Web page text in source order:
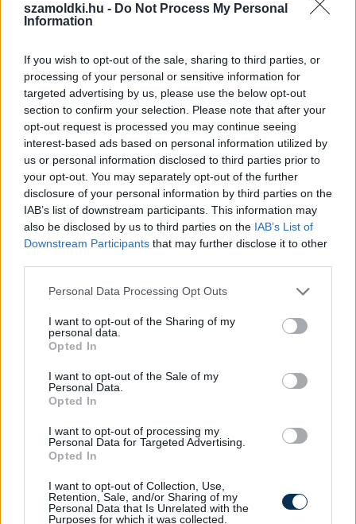
szamoldki.hu - Do Not Process My Personal
Information
If you wish to opt-out of the sale, sharing to third parties, or
processing of your personal or sensitive information for
targeted advertising by us, please use the below opt-out
section to confirm your selection. Please note that after your
opt-out request is processed you may continue seeing
interest-based ads based on personal information utilized by
us or personal information disclosed to third parties prior to
your opt-out. You may separately opt-out of the further
disclosure of your personal information by third parties on the
IAB’s list of downstream participants. This information may
also be disclosed by us to third parties on the IAB’s List of
Downstream Participants that may further disclose it to other
Please note that this website/app uses one or more Google
not limited to your visit or usage behaviour. You may click to
grant or deny consent to Google and its third-party tags to
use your data for below specified purposes in below Google
consent section.
Personal Data Processing Opt Outs
I want to opt-out of the Sharing of my
personal data.
Opted In
I want to opt-out of the Sale of my
Personal Data.
Opted In
I want to opt-out of processing my
Personal Data for Targeted Advertising.
Opted In
I want to opt-out of Collection, Use,
Retention, Sale, and/or Sharing of my
Personal Data that Is Unrelated with the
Purposes for which it was collected.
Háttérkép megtekintése
Válaszd ki a képeslap szövegét, vagy add meg a saját
szövegedet a kék mezőbe írva (max. 50 karakter)
Szeretlek! Nem csak Apák napján, mindig!!!
Te vagy az, aki szavak nélkül megért, szeretlek Apa!
Drága Nagypapi! Nagyon-nagyon szeretlek!
Boldog Apák Napját! Mindig szeretni foglak!
KÉPESLAP KÉSZÍTÉSE